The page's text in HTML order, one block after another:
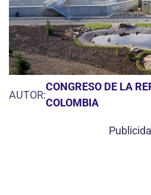
AUTOR:
CONGRESO DE LA
COLOMBIA